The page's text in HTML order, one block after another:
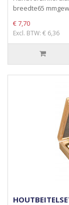
breedte65
€ 7,70
Excl. BTW: € 6,36